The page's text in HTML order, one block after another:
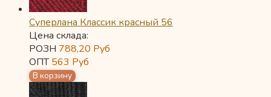
Суперлана Классик красный 56
Цена склада:
РОЗН 788,20 Руб
ОПТ563 Руб